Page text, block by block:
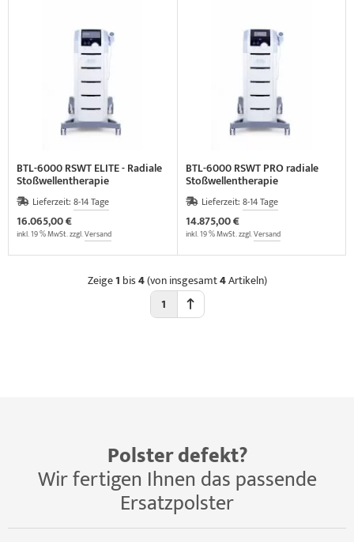
BTL-6000 RSWT ELITE - Radiale
Stoßwellentherapie
Lieferzeit: 8-14 Tage
16.065,00 €
inkl. 19 % MwSt. zzgl.Versand
BTL-6000 RSWT PRO radiale
Stoßwellentherapie
Lieferzeit: 8-14 Tage
14.875,00 €
inkl. 19 % MwSt. zzgl.Versand
Zeige1 bis4(von insgesamt4Artikeln)
1
Polster defekt?
Wir fertigen Ihnen das passende
Ersatzpolster